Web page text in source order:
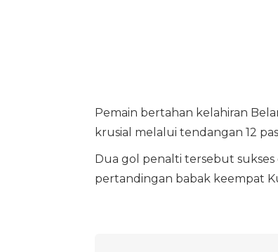
Pemain bertahan kelahiran
krusial melalui tendangan 12
Dua gol penalti tersebut sukses
pertandingan babak keempat